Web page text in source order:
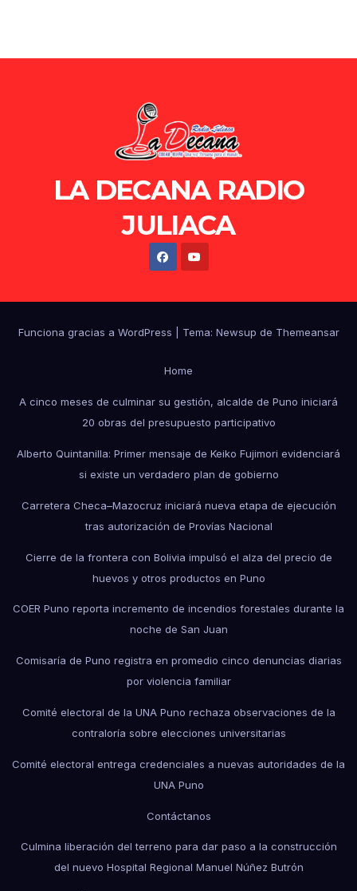
LA DECANA RADIO
JULIACA
Funciona gracias a WordPress Tema: Newsup de Themeansar
Home
A cinco meses de culminar su gestión, alcalde de Puno iniciará
20 obras del presupuesto participativo
Alberto Quintanilla: Primer mensaje de Keiko Fujimori evidenciará
si existe un verdadero plan de gobierno
Carretera Checa–Mazocruz iniciará nueva etapa de ejecución
tras autorización de Provías Nacional
Cierre de la frontera con Bolivia impulsó el alza del precio de
huevos y otros productos en Puno
COER Puno reporta incremento de incendios forestales durante la
noche de San Juan
Comisaría de Puno registra en promedio cinco denuncias diarias
por violencia familiar
Comité electoral de la UNA Puno rechaza observaciones de la
contraloría sobre elecciones universitarias
Comité electoral entrega credenciales a nuevas autoridades de la
UNA Puno
Contáctanos
Culmina liberación del terreno para dar paso a la construcción
del nuevo Hospital Regional Manuel Núñez Butrón